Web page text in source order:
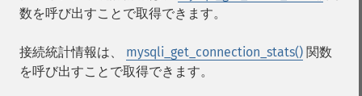
数を呼び出すことで取得できます。
接続統計情報は、 mysqli_get_connection_stats() 関数
を呼び出すことで取得できます。